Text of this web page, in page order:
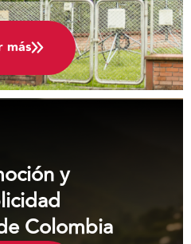
más
y
Colombia